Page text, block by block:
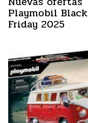
Playmobil Black
Friday 2025